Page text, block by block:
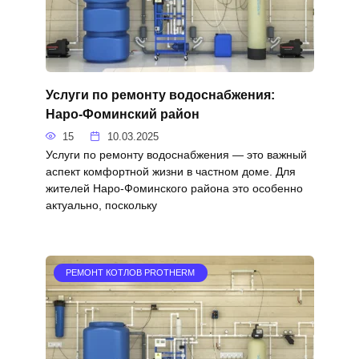
Услуги по ремонту водоснабжения:
Наро-Фоминский район
15 10.03.2025
Услуги по ремонту водоснабжения — это важный
аспект комфортной жизни в частном доме. Для
жителей Наро-Фоминского района это особенно
актуально, поскольку
РЕМОНТ КОТЛОВ PROTHERM